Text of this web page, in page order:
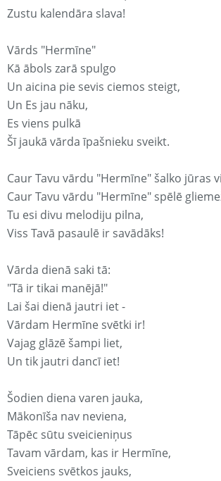
Zustu kalendāra slava!
Vārds "Hermīne"
Kā ābols zarā spulgo
Un aicina pie sevis ciemos steigt,
Un Es jau nāku,
Es viens pulkā
Šī jaukā vārda īpašnieku sveikt.
Caur Tavu vārdu "Hermīne" šalko jūras
Caur Tavu vārdu "Hermīne" spēlē
Tu esi divu melodiju pilna,
Viss Tavā pasaulē ir savādāks!
Vārda dienā saki tā:
"Tā ir tikai manējā!"
Lai šai dienā jautri iet -
Vārdam Hermīne svētki ir!
Vajag glāzē šampi liet,
Un tik jautri dancī iet!
Šodien diena varen jauka,
Mākonīša nav neviena,
Tāpēc sūtu sveicieniņus
Tavam vārdam, kas ir Hermīne,
Sveiciens svētkos jauks,